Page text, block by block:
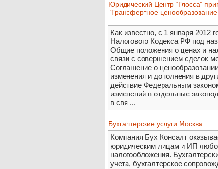
Юридический Центр “Глосса”
"Трансфертное ценообразование
Как известно, с 1 января 2012
Налогового Кодекса РФ под
Общие положения о ценах и
связи с совершением сделок
Соглашение о
изменения и дополнения в
действие Федеральным
изменений в отдельные
в свя ...
Бухгалтерские услуги Москва
Компания Бух Консалт
юридическим лицам и ИП
налогообложения.
учета, бухгалтерское